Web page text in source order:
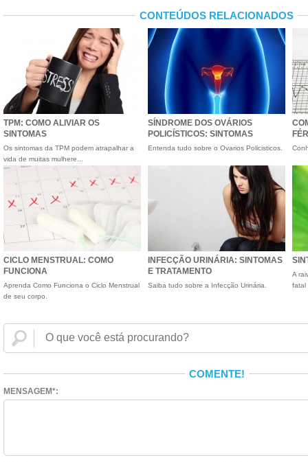
CONTEÚDOS RELACIONADOS
TPM: COMO ALIVIAR OS
SINTOMAS
Os sintomas da TPM podem atrapalhar a
vida de muitas mulhere...
SÍNDROME DOS OVÁRIOS
POLICÍSTICOS: SINTOMAS
Entenda tudo sobre o Ovarios Policisticos.
CICLO MENSTRUAL: COMO
FUNCIONA
Aprenda Como Funciona o Ciclo Menstrual
de seu corpo.
INFECÇÃO URINÁRIA: SINTOMAS
E TRATAMENTO
Saiba tudo sobre a Infecção Urinária.
A
fatal
COMENTE!
MENSAGEM*: